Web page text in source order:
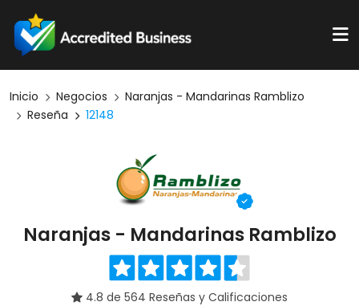
Inicio Negocios
Naranjas - Mandarinas Ramblizo
Reseña
12148
Naranjas - Mandarinas Ramblizo
4.8 de 564 Reseñas y Calificaciones